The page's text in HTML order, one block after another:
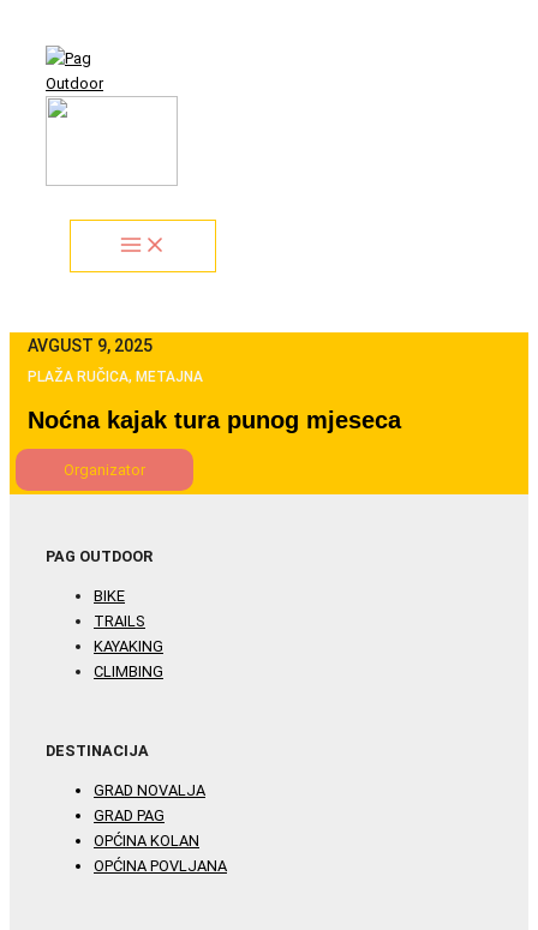
content
AVGUST 9, 2025
PLAŽA RUČICA, METAJNA
Noćna kajak tura punog mjeseca
Organizator
PAG OUTDOOR
BIKE
TRAILS
KAYAKING
CLIMBING
DESTINACIJA
GRAD NOVALJA
GRAD PAG
OPĆINA KOLAN
OPĆINA POVLJANA